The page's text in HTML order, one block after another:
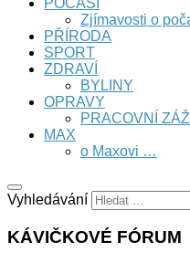
POČASÍ
Zjímavosti o
PŘÍRODA
SPORT
ZDRAVÍ
BYLINY
OPRAVY
PRACOVNÍ
MAX
o Maxovi …
Vyhledávání
KÁVIČKOVÉ FÓRUM